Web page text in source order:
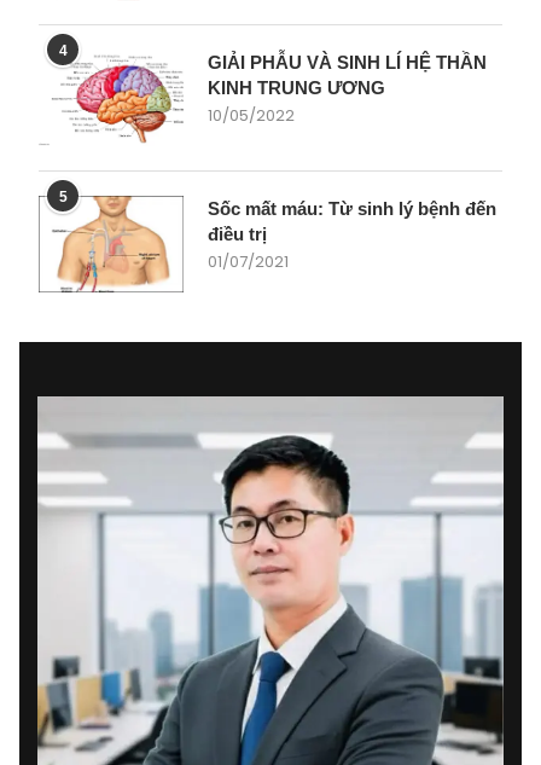
4
GIẢI PHẪU VÀ SINH LÍ HỆ THẦN
KINH TRUNG ƯƠNG
10/05/2022
5
Sốc mất máu: Từ sinh lý bệnh đến
điều trị
01/07/2021